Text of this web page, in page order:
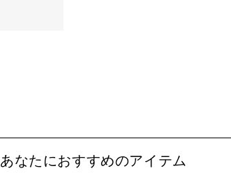
あなたにおすすめのアイテム